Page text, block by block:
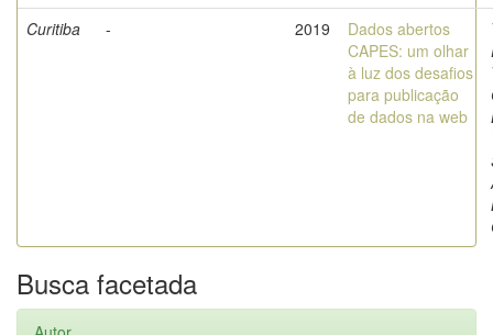
Curitiba
- 2019
Dados abertos
CAPES: um olhar
à luz dos desafios
para publicação
de dados na web
Busca facetada